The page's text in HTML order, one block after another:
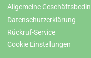
Allgemeine
Datenschutzerklärung
Rückruf-Service
Cookie Einstellungen